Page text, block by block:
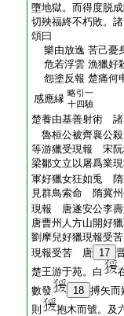
墮地獄。而得度脱
切殃福終不朽敗。
頌曰
樂由放逸 苦己憂
危若浮雲 漁獵好
怨塗反報 楚痛何
感應縁 略引一
十四驗
楚養由基善射術 諸
魯桓公被齊襄公
等游獵受現報 宋阮
梁鄒文立以屠爲業
軍好獵女狂如兎
見群鳥索命 隋冀州
現報 唐遂安公李壽
唐曹州人方山開好
劉摩兒好獵現報受
現報受苦 唐 17
楚王游于苑。白
數發
18 搏矢而
則
抱木而號。及